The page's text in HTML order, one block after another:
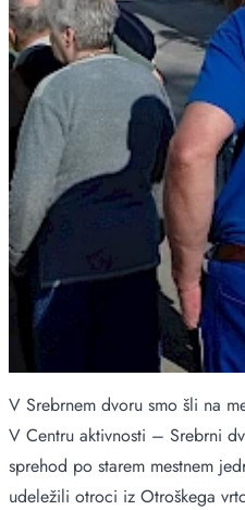
V Srebrnem dvoru smo šli na
V Centru aktivnosti – Srebrni
sprehod po starem mestnem
udeležili otroci iz Otroškega